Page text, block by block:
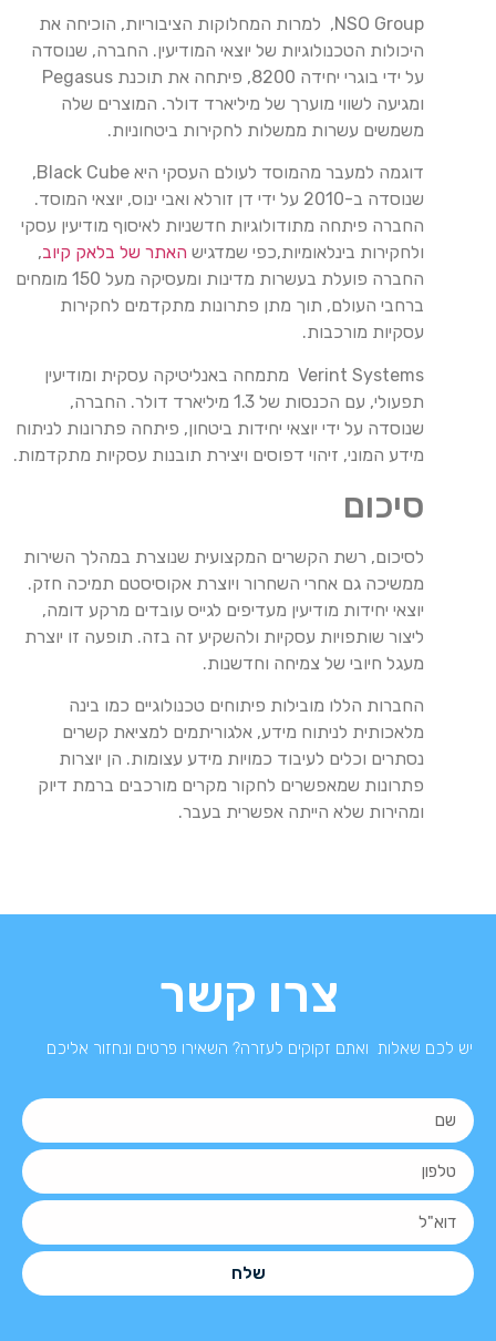
NSO Group, למרות המחלוקות הציבוריות, הוכיחה את
היכולות הטכנולוגיות של יוצאי המודיעין. החברה, שנוסדה
על ידי בוגרי יחידה 8200, פיתחה את תוכנת Pegasus
ומגיעה לשווי מוערך של מיליארד דולר. המוצרים שלה
משמשים עשרות ממשלות לחקירות ביטחוניות.
דוגמה למעבר מהמוסד לעולם העסקי היא Black Cube,
שנוסדה ב-2010 על ידי דן זורלא ואבי ינוס, יוצאי המוסד.
החברה פיתחה מתודולוגיות חדשניות לאיסוף מודיעין עסקי
ולחקירות בינלאומיות,כפי שמדגיש האתר של בלאק קיוב,
החברה פועלת בעשרות מדינות ומעסיקה מעל 150 מומחים
ברחבי העולם, תוך מתן פתרונות מתקדמים לחקירות
עסקיות מורכבות.
Verint Systems מתמחה באנליטיקה עסקית ומודיעין
תפעולי, עם הכנסות של 1.3 מיליארד דולר. החברה,
שנוסדה על ידי יוצאי יחידות ביטחון, פיתחה פתרונות לניתוח
מידע המוני, זיהוי דפוסים ויצירת תובנות עסקיות מתקדמות.
סיכום
לסיכום, רשת הקשרים המקצועית שנוצרת במהלך השירות
ממשיכה גם אחרי השחרור ויוצרת אקוסיסטם תמיכה חזק.
יוצאי יחידות מודיעין מעדיפים לגייס עובדים מרקע דומה,
ליצור שותפויות עסקיות ולהשקיע זה בזה. תופעה זו יוצרת
מעגל חיובי של צמיחה וחדשנות.
החברות הללו מובילות פיתוחים טכנולוגיים כמו בינה
מלאכותית לניתוח מידע, אלגוריתמים למציאת קשרים
נסתרים וכלים לעיבוד כמויות מידע עצומות. הן יוצרות
פתרונות שמאפשרים לחקור מקרים מורכבים ברמת דיוק
ומהירות שלא הייתה אפשרית בעבר.
צרו קשר
יש לכם שאלות ואתם זקוקים לעזרה? השאירו פרטים ונחזור אליכם
שלח